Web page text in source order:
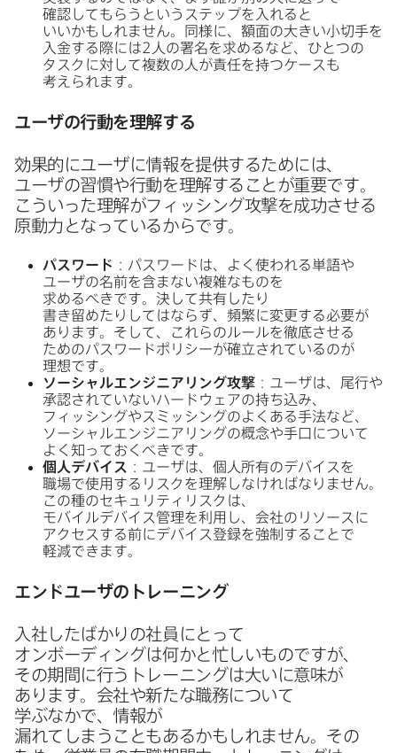
確認して​もらうと​いう​ステップを​入れると​
いいかもしれません。​同様に、​額面の​大きい​小切手を​
入金する​際には2 人の​署名を​求めるなど、​ひとつの​
タスクに​対して​複数の​人が​責任を​持つケースも​
考えられます。
ユーザの​行動を​理解する
効果的に​ユーザに​情報を​提供する​ためには、​
ユーザの​習慣や​行動を​理解する​ことが​重要です。​
こういった​理解が​フィッシング攻撃を​成功させる​
原動力と​なっているからです。
パスワード ：パスワードは、​よく​使われる​単語や​
ユーザの​名前を​含まない​複雑な​ものを​
求めるべきです。​決して​共有したり​
書き留めたりしてはならず、​頻繁に​変更する​必要が​
あります。​そして、​これらの​ルールを​徹底させる​
ための​パスワードポリシーが​確立されているのが​
理想です。
ソーシャルエンジニアリング攻撃 ：ユーザは、​尾行や​
承認されていない​ハードウェアの​持ち込み、​
フィッシングや​スミッシングの​よく​ある​手法など、​
ソーシャルエンジニアリングの​概念や​手口に​ついて​
よく​知っておくべきです。
個人デバイス
：ユーザは、​個人所有の​デバイスを​
職場で​使用する​リスクを​理解しなければなりません。​
この​種の​セキュリティリスクは、​
モバイルデバイス管理を​利用し、​会社の​リソースに​
アクセスする​前に​デバイス登録を​強制する​ことで​
軽減できます。
エンドユーザの​トレーニング
入社したばかりの​社員に​とって​
オンボーディングは​何かと​忙しい​ものですが、​
その​期間に​行う​トレーニングは​大いに​意味が​
あります。​会社や​新たな​職務に​ついて​
学ぶなかで、​情報が​
漏れてしまうこともあるかもしれません。​その​